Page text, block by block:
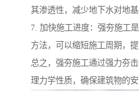
其渗透性，减少地下水对地基
7. 加快施工进度：强夯施工
方法，可以缩短施工周期，提
总之，强夯施工通过强力夯
理力学性质，确保建筑物的安